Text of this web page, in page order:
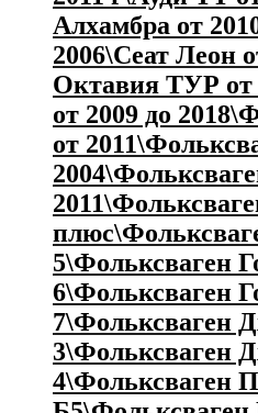
Алхамбра от
2006\Сеат Леон
Октавия ТУР
от 2009 до
от
5\Фольксваген
6\Фольксваген
7\Фольксваген
3\Фольксваген
4\Фольксваген